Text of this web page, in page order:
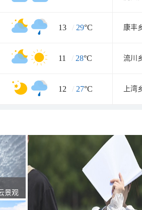
13 / 29°C 康丰
11 / 28°C 流川
12 / 27°C 上湾
景观